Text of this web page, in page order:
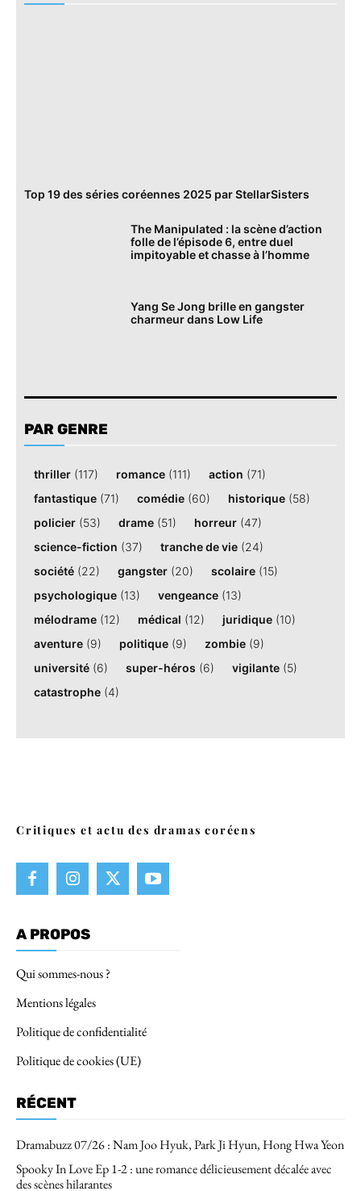
Top 19 des séries coréennes 2025 par StellarSisters
The Manipulated : la scène d’action
folle de l’épisode 6, entre duel
impitoyable et chasse à l’homme
Yang Se Jong brille en gangster
charmeur dans Low Life
PAR GENRE
thriller (117) romance (111) action (71)
fantastique (71) comédie (60) historique (58)
policier (53) drame (51) horreur (47)
science-fiction (37) tranche de vie (24)
société (22) gangster (20) scolaire (15)
psychologique (13) vengeance (13)
mélodrame (12) médical (12) juridique (10)
aventure (9) politique (9) zombie (9)
université (6) super-héros (6) vigilante (5)
catastrophe (4)
Critiques et actu des dramas coréens
A PROPOS
Qui sommes-nous ?
Mentions légales
Politique de confidentialité
Politique de cookies (UE)
RÉCENT
Dramabuzz 07/26 : Nam Joo Hyuk, Park Ji Hyun, Hong Hwa Yeon
Spooky In Love Ep 1-2 : une romance délicieusement décalée avec
des scènes hilarantes